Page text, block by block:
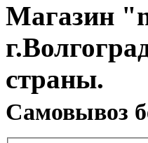
Магазин
страны.
Cамовывоз